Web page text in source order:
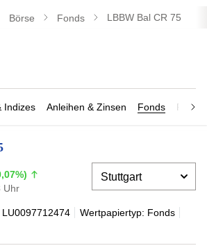
Börse Fonds LBBW Bal CR 75
Indizes Anleihen & Zinsen Fonds
Uhr
LU0097712474
Wertpapiertyp: Fonds